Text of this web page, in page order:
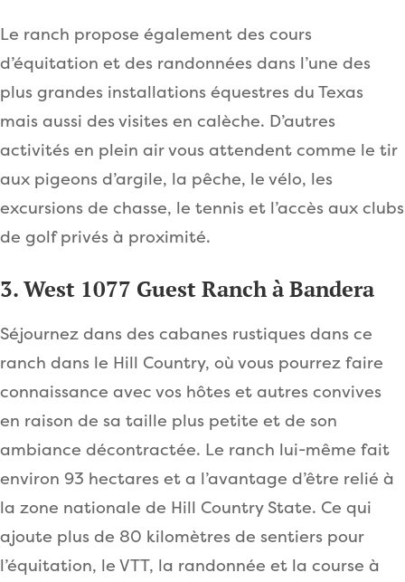
Le ranch propose également des cours
d’équitation et des randonnées dans l’une des
plus grandes installations équestres du Texas
mais aussi des visites en calèche. D’autres
activités en plein air vous attendent comme le tir
aux pigeons d’argile, la pêche, le vélo, les
excursions de chasse, le tennis et l’accès aux clubs
de golf privés à proximité.
3. West 1077 Guest Ranch à Bandera
Séjournez dans des cabanes rustiques dans ce
ranch dans le Hill Country, où vous pourrez faire
connaissance avec vos hôtes et autres convives
en raison de sa taille plus petite et de son
ambiance décontractée. Le ranch lui-même fait
environ 93 hectares et a l’avantage d’être relié à
la zone nationale de Hill Country State. Ce qui
ajoute plus de 80 kilomètres de sentiers pour
l’équitation, le VTT, la randonnée et la course à